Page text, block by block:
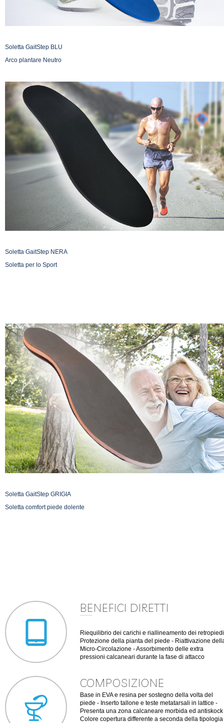
Soletta GaitStep BLU
Arco plantare Neutro
Soletta GaitStep NERA
Soletta per lo Sport
Soletta GaitStep GRIGIA
Soletta comfort piede dolente
BENEFICI DIRETTI
Riequilibrio dei carichi e riallineamento dei
Protezione della pianta del piede - Riattivazione
Micro-Circolazione - Assorbimento delle extra
pressioni calcaneari durante la fase di attacco
COMPOSIZIONE
Base in EVA e resina per sostegno della volta del
piede - Inserto tallone e teste metatarsali in lattice -
Presenta una zona calcaneare morbida ed antiskock
Colore copertura differente a seconda della tipologia